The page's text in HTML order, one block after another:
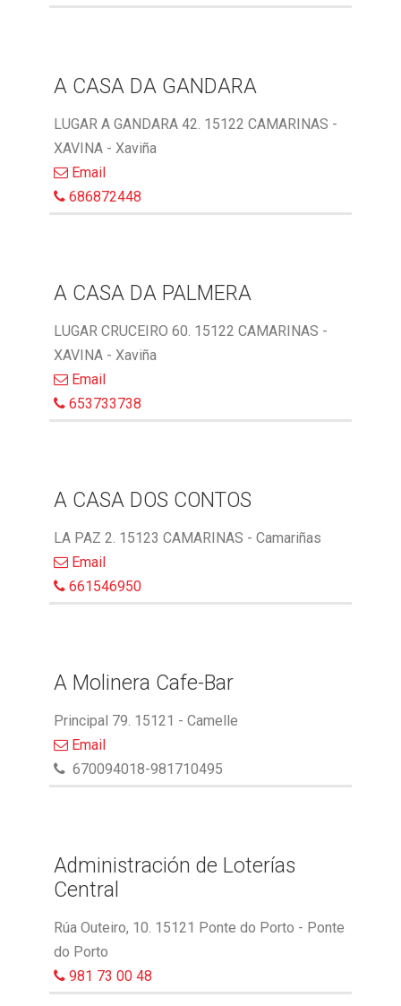
A CASA DA GANDARA
LUGAR A GANDARA 42. 15122 CAMARINAS -
XAVINA - Xaviña
Email
686872448
A CASA DA PALMERA
LUGAR CRUCEIRO 60. 15122 CAMARINAS -
XAVINA - Xaviña
Email
653733738
A CASA DOS CONTOS
LA PAZ 2. 15123 CAMARINAS - Camariñas
Email
661546950
A Molinera Cafe-Bar
Principal 79. 15121 - Camelle
Email
670094018-981710495
Administración de Loterías
Central
Rúa Outeiro, 10. 15121 Ponte do Porto - Ponte
do Porto
981 73 00 48